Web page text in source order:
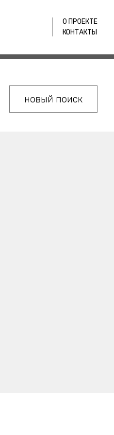
О ПРОЕКТЕ
КОНТАКТЫ
новый поиск